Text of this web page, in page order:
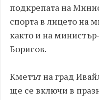
подкрепата на
спорта в лицето на
както и на
Борисов.
Кметът на град
ще се включи в